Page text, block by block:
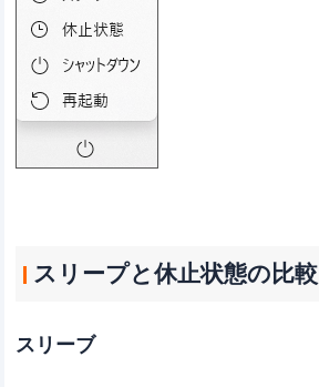
スリープと休止状態の比較
スリーブ